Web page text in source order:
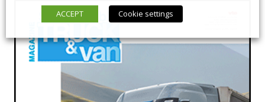
ACCEPT
Cookie settings